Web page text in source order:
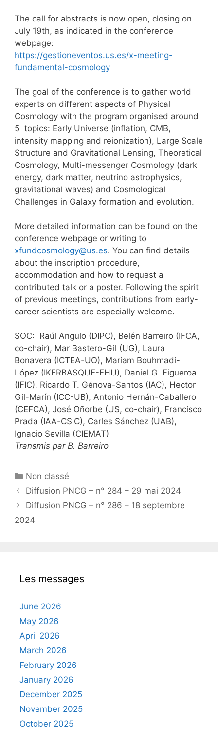
The call for abstracts is now open, closing on
July 19th, as indicated in the conference
webpage:
https://gestioneventos.us.es/x-meeting-
fundamental-cosmology
The goal of the conference is to gather world
experts on different aspects of Physical
Cosmology with the program organised around
5 topics: Early Universe (inflation, CMB,
intensity mapping and reionization), Large Scale
Structure and Gravitational Lensing, Theoretical
Cosmology, Multi-messenger Cosmology (dark
energy, dark matter, neutrino astrophysics,
gravitational waves) and Cosmological
Challenges in Galaxy formation and evolution.
More detailed information can be found on the
conference webpage or writing to
xfundcosmology@us.es. You can find details
about the inscription procedure,
accommodation and how to request a
contributed talk or a poster. Following the spirit
of previous meetings, contributions from early-
career scientists are especially welcome.
SOC: Raúl Angulo (DIPC), Belén Barreiro (IFCA,
co-chair), Mar Bastero-Gil (UG), Laura
Bonavera (ICTEA-UO), Mariam Bouhmadi-
López (IKERBASQUE-EHU), Daniel G. Figueroa
(IFIC), Ricardo T. Génova-Santos (IAC), Hector
Gil-Marín (ICC-UB), Antonio Hernán-Caballero
(CEFCA), José Oñorbe (US, co-chair), Francisco
Prada (IAA-CSIC), Carles Sánchez (UAB),
Ignacio Sevilla (CIEMAT)
Transmis par B. Barreiro
Categories
Non classé
Diffusion PNCG – n° 284 – 29 mai 2024
Diffusion PNCG – n° 286 – 18 septembre
2024
Les messages
June 2026
May 2026
April 2026
March 2026
February 2026
January 2026
December 2025
November 2025
October 2025